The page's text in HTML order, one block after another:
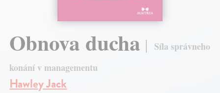
Obnova ducha
Síla správneho
konání v managementu
Hawley Jack